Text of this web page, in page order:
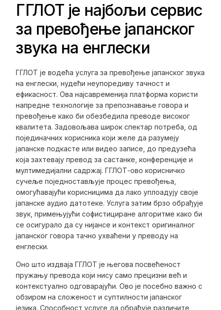
ГГЛОТ је најбољи сервис
за превођење јапанског
звука на енглески
ГГЛОТ је водећа услуга за превођење јапанског звука
на енглески, нудећи неупоредиву тачност и
ефикасност. Ова најсавременија платформа користи
напредне технологије за препознавање говора и
превођење како би обезбедила преводе високог
квалитета. Задовољава широк спектар потреба, од
појединачних корисника који желе да разумеју
јапанске подкасте или видео записе, до предузећа
која захтевају превод за састанке, конференције и
мултимедијални садржај. ГГЛОТ-ово корисничко
сучеље поједностављује процес превођења,
омогућавајући корисницима да лако уплоадују своје
јапанске аудио датотеке. Услуга затим брзо обрађује
звук, примењујући софистициране алгоритме како би
се осигурало да су нијансе и контекст оригиналног
јапанског говора тачно ухваћени у преводу на
енглески.
Оно што издваја ГГЛОТ је његова посвећеност
пружању превода који нису само прецизни већ и
контекстуално одговарајући. Ово је посебно важно с
обзиром на сложеност и суптилности јапанског
језика. Способност услуге да обрађује различите